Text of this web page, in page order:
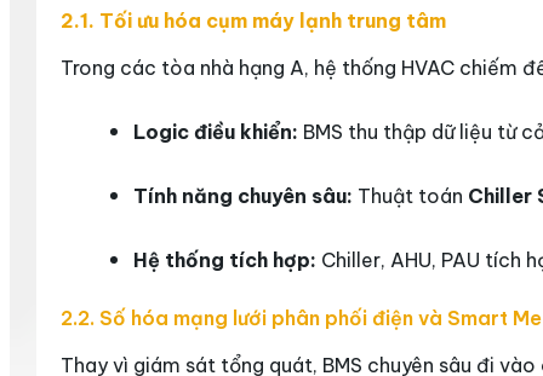
2.1. Tối ưu hóa cụm máy lạnh trung tâm
Trong các tòa nhà hạng A, hệ thống HVAC chiếm
Logic điều khiển: BMS thu thập dữ liệu từ
Tính năng chuyên sâu: Thuật toán Chiller
Hệ thống tích hợp: Chiller, AHU, PAU tích
2.2. Số hóa mạng lưới phân phối điện và Smart
Thay vì giám sát tổng quát, BMS chuyên sâu đi